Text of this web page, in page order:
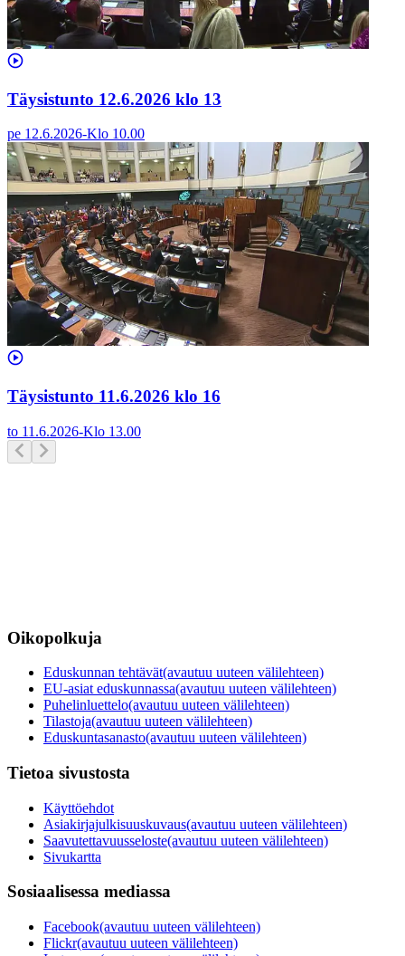
Täysistunto 12.6.2026 klo 13
pe 12.6.2026-Klo 10.00
Täysistunto 11.6.2026 klo 16
to 11.6.2026-Klo 13.00
Oikopolkuja
Eduskunnan tehtävät(avautuu uuteen välilehteen)
EU-asiat eduskunnassa(avautuu uuteen välilehteen)
Puhelinluettelo(avautuu uuteen välilehteen)
Tilastoja(avautuu uuteen välilehteen)
Eduskuntasanasto(avautuu uuteen välilehteen)
Tietoa sivustosta
Käyttöehdot
Asiakirjajulkisuuskuvaus(avautuu uuteen välilehteen)
Saavutettavuusseloste(avautuu uuteen välilehteen)
Sivukartta
Sosiaalisessa mediassa
Facebook(avautuu uuteen välilehteen)
Flickr(avautuu uuteen välilehteen)